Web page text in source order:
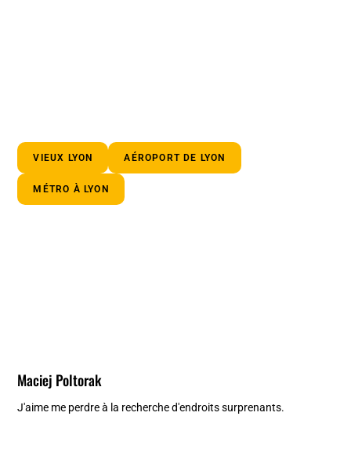
VIEUX LYON AÉROPORT DE LYON
MÉTRO À LYON
Maciej Poltorak
J'aime me perdre à la recherche d'endroits surprenants.